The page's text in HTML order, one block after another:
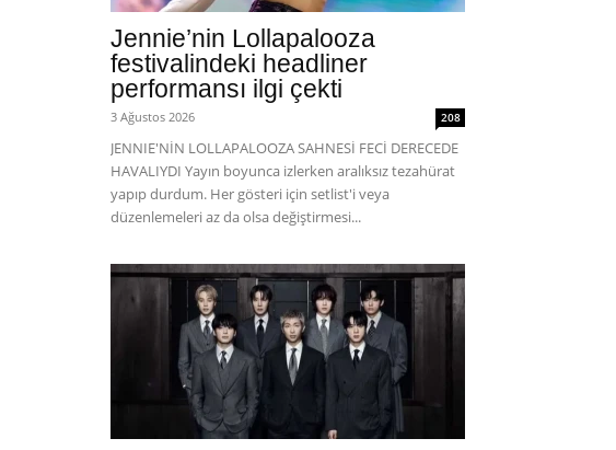
Jennie’nin Lollapalooza
festivalindeki headliner
performansı ilgi çekti
3 Ağustos 2026 208
JENNIE'NİN LOLLAPALOOZA SAHNESİ FECİ DERECEDE
HAVALIYDI Yayın boyunca izlerken aralıksız tezahürat
yapıp durdum. Her gösteri için setlist'i veya
düzenlemeleri az da olsa değiştirmesi...